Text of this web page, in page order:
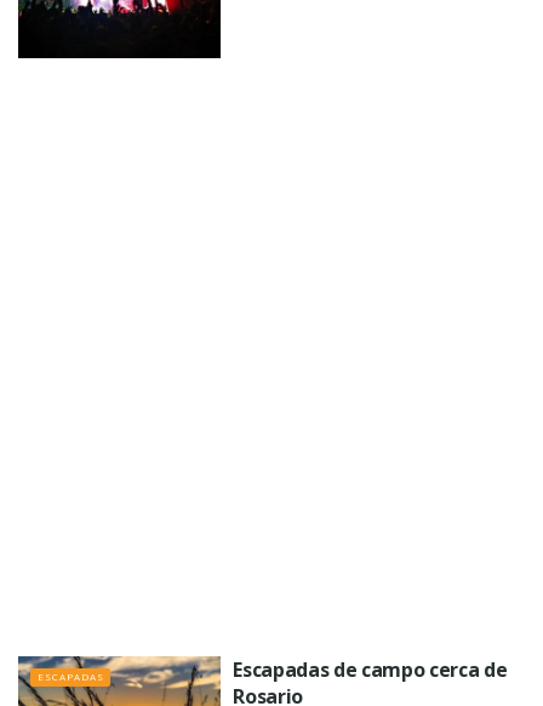
ESCAPADAS
Escapadas de campo cerca de
Rosario